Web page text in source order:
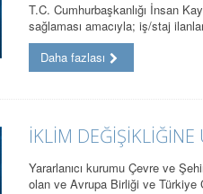
T.C. Cumhurbaşkanlığı İnsan
sağlaması amacıyla; iş/staj
Daha fazlası
İKLİM
Yararlanıcı kurumu Çevre ve
olan ve Avrupa Birliği ve